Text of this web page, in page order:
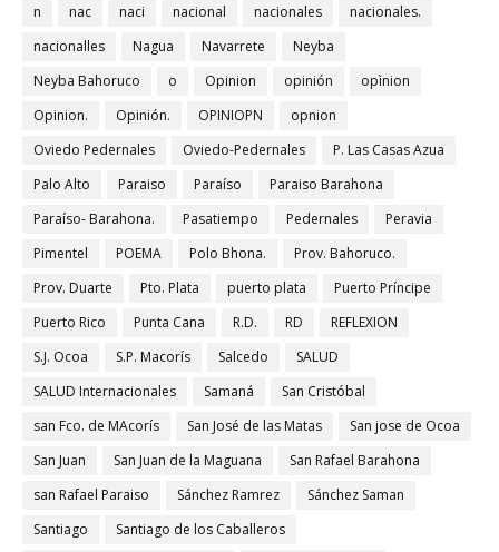
n
nac naci nacional nacionales
nacionales.
nacionalles
Nagua Navarrete
Neyba
Neyba Bahoruco
o Opinion opinión
opìnion
Opinion.
Opinión. OPINIOPN
opnion
Oviedo Pedernales
Oviedo-Pedernales
P. Las Casas Azua
Palo Alto
Paraiso Paraíso
Paraiso Barahona
Paraíso- Barahona.
Pasatiempo Pedernales
Peravia
Pimentel
POEMA Polo Bhona.
Prov. Bahoruco.
Prov. Duarte
Pto. Plata puerto plata
Puerto Príncipe
Puerto Rico
Punta Cana R.D. RD
REFLEXION
S.J. Ocoa
S.P. Macorís Salcedo
SALUD
SALUD Internacionales
Samaná
San Cristóbal
san Fco. de MAcorís
San José de las Matas
San jose de Ocoa
San Juan
San Juan de la Maguana
San Rafael Barahona
san Rafael Paraiso
Sánchez Ramrez
Sánchez Saman
Santiago
Santiago de los Caballeros